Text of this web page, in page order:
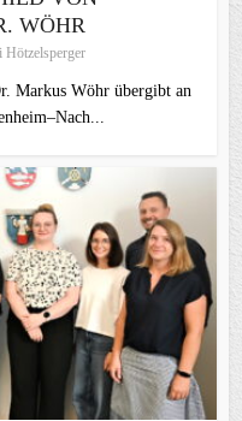
WÖHR
Hötzelsperger
Markus Wöhr übergibt an